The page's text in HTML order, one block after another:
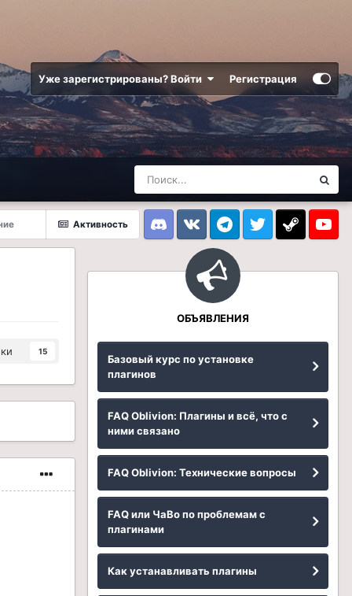
Уже зарегистрированы? Войти Регистрация
Активность
DiscordVK TelegramTwitter Steam
15
ОБЪЯВЛЕНИЯ
Базовый курс по установке
плагинов
FAQ Oblivion: Плагины и всё, что с
ними связано
FAQ Oblivion: Технические вопросы
FAQ или ЧаВо по проблемам с
плагинами
Как устанавливать плагины